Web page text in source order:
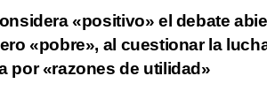
«positivo» el debate
«pobre», al cuestionar la
por «razones de utilidad»